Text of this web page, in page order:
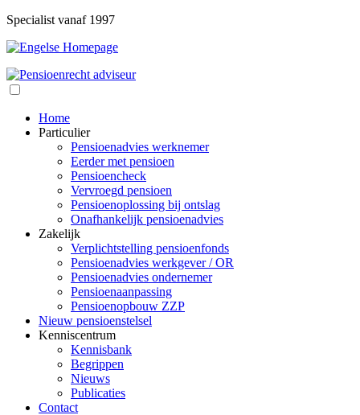
Specialist vanaf 1997
Home
Particulier
Pensioenadvies werknemer
Eerder met pensioen
Pensioencheck
Vervroegd pensioen
Pensioenoplossing bij ontslag
Onafhankelijk pensioenadvies
Zakelijk
Verplichtstelling pensioenfonds
Pensioenadvies werkgever / OR
Pensioenadvies ondernemer
Pensioenaanpassing
Pensioenopbouw ZZP
Nieuw pensioenstelsel
Kenniscentrum
Kennisbank
Begrippen
Nieuws
Publicaties
Contact